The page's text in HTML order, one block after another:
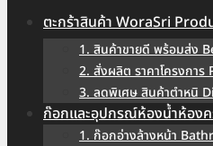
ตะกร้าสินค้า WoraSri
1. สินค้าขายดี พร้อมส่ง
2. สั่งผลิต ราคาโครงกา
3. ลดพิเศษ สินค้าตำหนิ
ก๊อกและอุปกรณ์ห้องน้ำห้อง
1. ก๊อกอ่างล้างหน้า